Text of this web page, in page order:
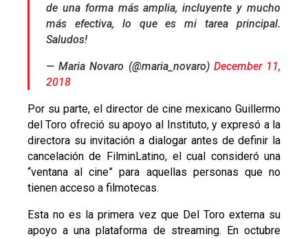
de una forma más amplia, incluyente y mucho
más efectiva, lo que es mi tarea principal.
Saludos!
— Maria Novaro (@maria_novaro) December 11,
2018
Por su parte, el director de cine mexicano Guillermo
del Toro ofreció su apoyo al Instituto, y expresó a la
directora su invitación a dialogar antes de definir la
cancelación de FilminLatino, el cual consideró una
“ventana al cine” para aquellas personas que no
tienen acceso a filmotecas.
Esta no es la primera vez que Del Toro externa su
apoyo a una plataforma de streaming. En octubre